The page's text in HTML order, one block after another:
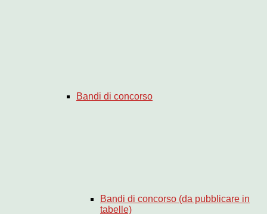
Bandi di concorso
Bandi di concorso (da pubblicare in
tabelle)